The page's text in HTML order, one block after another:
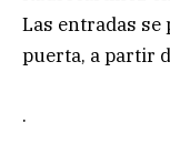
Las entradas
puerta, a partir
.